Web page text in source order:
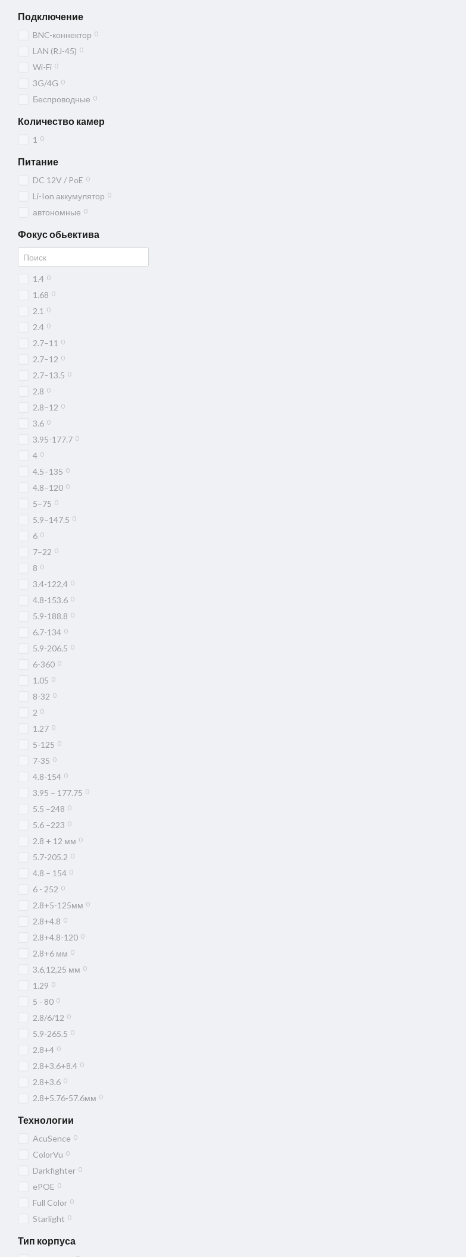
Подключение
BNC-коннектор 0
LAN (RJ-45) 0
Wi-Fi 0
3G/4G 0
Беспроводные 0
Количество камер
1 0
Питание
DC 12V / PoE 0
Li-Ion аккумулятор 0
автономные 0
Фокус обьектива
1.4 0
1.68 0
2.1 0
2.4 0
2.7–11 0
2.7–12 0
2.7–13.5 0
2.8 0
2.8–12 0
3.6 0
3.95-177.7 0
4 0
4.5–135 0
4.8–120 0
5–75 0
5.9–147.5 0
6 0
7–22 0
8 0
3.4-122,4 0
4.8-153.6 0
5.9-188.8 0
6.7-134 0
5.9-206.5 0
6-360 0
1.05 0
8-32 0
2 0
1.27 0
5-125 0
7-35 0
4.8-154 0
3.95 – 177.75 0
5.5 –248 0
5.6 –223 0
2.8 + 12 мм 0
5.7-205.2 0
4.8 – 154 0
6 - 252 0
2.8+5-125мм 0
2.8+4.8 0
2.8+4.8-120 0
2.8+6 мм 0
3.6,12,25 мм 0
1.29 0
5 - 80 0
2.8/6/12 0
5.9-265.5 0
2.8+4 0
2.8+3.6+8.4 0
2.8+3.6 0
2.8+5.76-57.6мм 0
Технологии
AcuSence 0
ColorVu 0
Darkfighter 0
ePOE 0
Full Color 0
Starlight 0
Тип корпуса